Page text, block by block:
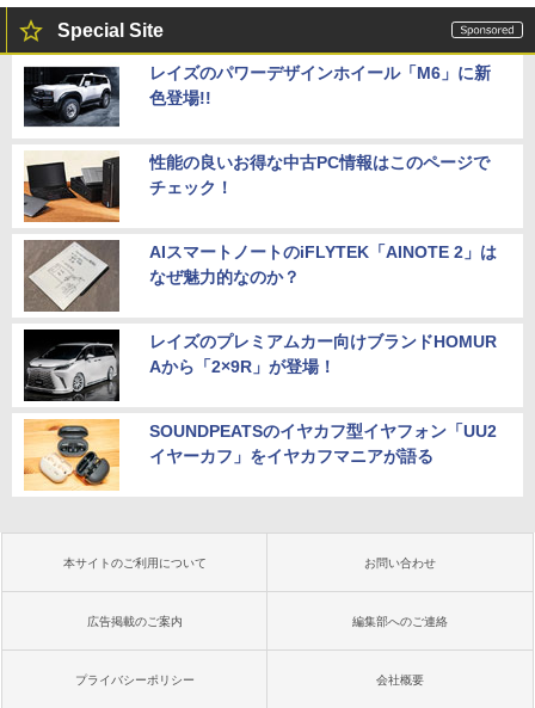
Special Site
レイズのパワーデザインホイール「M6」に新
色登場!!
性能の良いお得な中古PC情報はこのページで
チェック！
AIスマートノートのiFLYTEK「AINOTE 2」は
なぜ魅力的なのか？
レイズのプレミアムカー向けブランドHOMUR
Aから「2×9R」が登場！
SOUNDPEATSのイヤカフ型イヤフォン「UU2
イヤーカフ」をイヤカフマニアが語る
本サイトのご利用について お問い合わせ
広告掲載のご案内 編集部へのご連絡
プライバシーポリシー 会社概要